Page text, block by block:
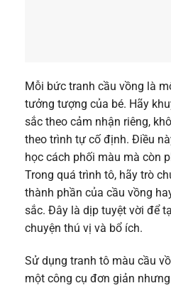
Mỗi bức tranh cầu vồng là
tưởng tượng của bé. Hãy
sắc theo cảm nhận riêng,
theo trình tự cố định. Điều
học cách phối màu mà còn
Trong quá trình tô, hãy trò
thành phần của cầu vồng
sắc. Đây là dịp tuyệt vời để
chuyện thú vị và bổ ích.
Sử dụng tranh tô màu cầu
một công cụ đơn giản